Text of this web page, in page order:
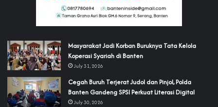
‎Masyarakat Jadi Korban Buruknya Tata Kelola
Koperasi Syariah di Banten
July 31, 2026
Cegah Buruh Terjerat Judol dan Pinjol, Polda
Banten Gandeng SPSI Perkuat Literasi Digital
July 30, 2026